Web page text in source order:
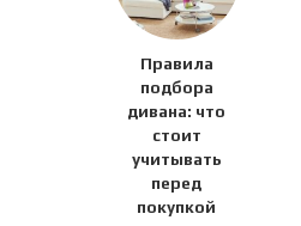
Правила
подбора
дивана: что
стоит
учитывать
перед
покупкой